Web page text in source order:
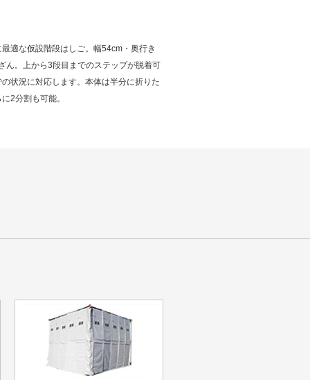
適な仮設階段はしご。幅54cm・奥行き
ん。上から3段目までのステップが脱着可
状況に対応します。本体は半分に折りた
2分割も可能。